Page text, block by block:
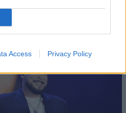
Access Privacy Policy
– Η συγκινητική
Αμαλίας